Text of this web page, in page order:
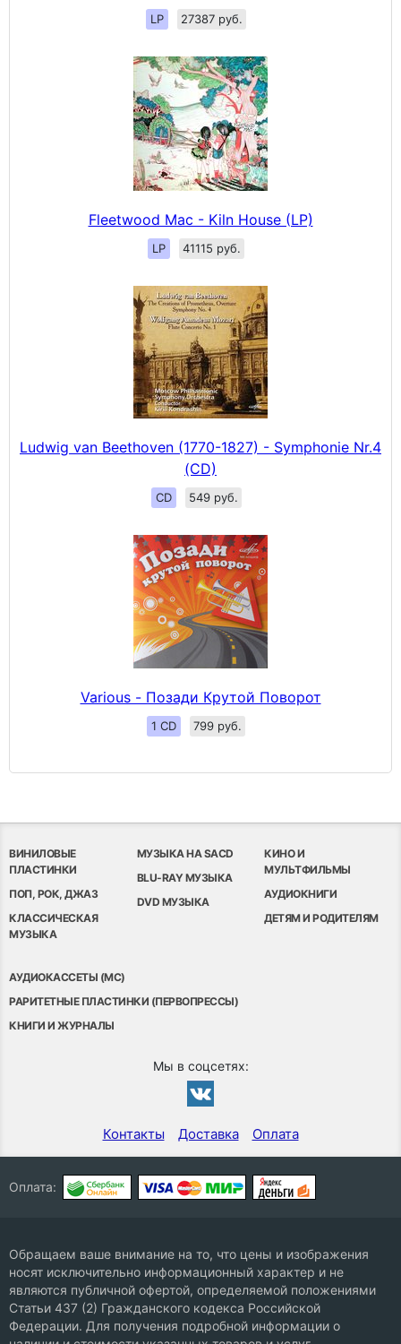
LP 27387 руб.
Fleetwood Mac - Kiln House (LP)
LP 41115 руб.
Ludwig van Beethoven (1770-1827) - Symphonie Nr.4
(CD)
CD 549 руб.
Various - Позади Крутой Поворот
1 CD 799 руб.
ВИНИЛОВЫЕ
ПЛАСТИНКИ
ПОП, РОК, ДЖАЗ
КЛАССИЧЕСКАЯ
МУЗЫКА
МУЗЫКА НА SACD
BLU-RAY МУЗЫКА
DVD МУЗЫКА
КИНО И
МУЛЬТФИЛЬМЫ
АУДИОКНИГИ
ДЕТЯМ И РОДИТЕЛЯМ
АУДИОКАССЕТЫ (MC)
РАРИТЕТНЫЕ ПЛАСТИНКИ (ПЕРВОПРЕССЫ)
КНИГИ И ЖУРНАЛЫ
Мы в соцсетях:
Контакты Доставка Оплата
Оплата:
Обращаем ваше внимание на то, что цены и изображения
носят исключительно информационный характер и не
являются публичной офертой, определяемой положениями
Статьи 437 (2) Гражданского кодекса Российской
Федерации. Для получения подробной информации о